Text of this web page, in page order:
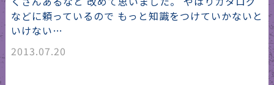
などに頼っているので もっと知識をつけていかないと
いけない…
2013.07.20